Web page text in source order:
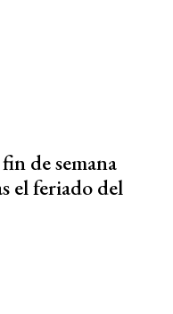
de semana
el feriado del